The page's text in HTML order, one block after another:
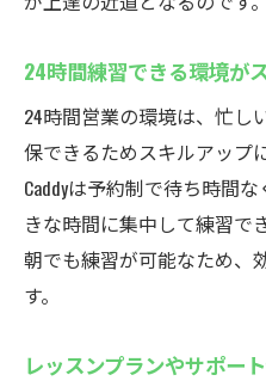
24時間練習できる環境が
24時間営業の環境は、忙し
保できるためスキルアップ
Caddyは予約制で待ち時間
きな時間に集中して練習で
朝でも練習が可能なため、
す。
レッスンプランやサポー